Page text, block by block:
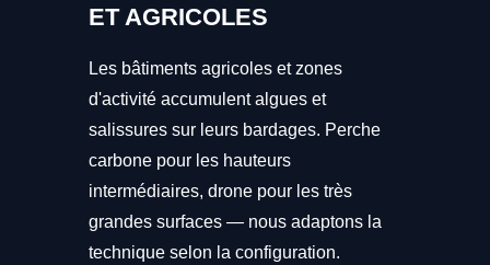
ET AGRICOLES
Les bâtiments agricoles et zones
d'activité accumulent algues et
salissures sur leurs bardages. Perche
carbone pour les hauteurs
intermédiaires, drone pour les très
grandes surfaces — nous adaptons la
technique selon la configuration.